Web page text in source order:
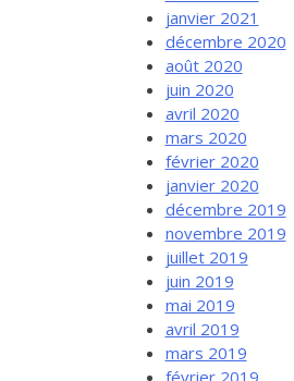
janvier 2021
décembre 2020
août 2020
juin 2020
avril 2020
mars 2020
février 2020
janvier 2020
décembre 2019
novembre 2019
juillet 2019
juin 2019
mai 2019
avril 2019
mars 2019
février 2019